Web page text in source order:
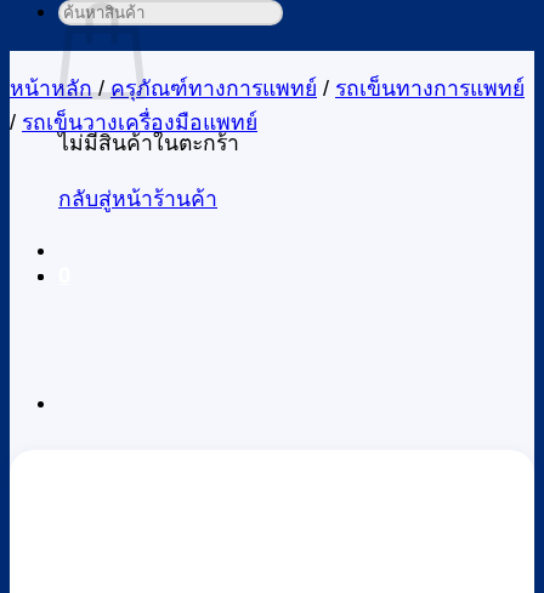
ไม่มีสินค้าในตะกร้า
กลับสู่หน้าร้านค้า
ค้นหา:
หน้าหลัก / ครุภัณฑ์ทางการแพทย์ / รถเข็นทางการแพทย์
/ รถเข็นวางเครื่องมือแพทย์